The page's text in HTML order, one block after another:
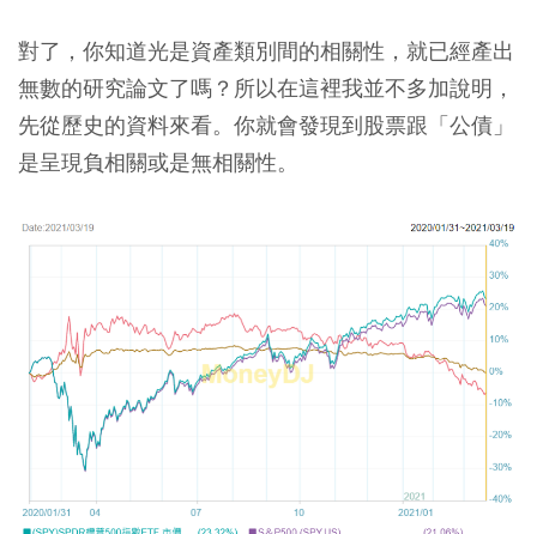
對了，你知道光是資產類別間的相關性，就已經產出
無數的研究論文了嗎？所以在這裡我並不多加說明，
先從歷史的資料來看。你就會發現到股票跟「公債」
是呈現負相關或是無相關性。